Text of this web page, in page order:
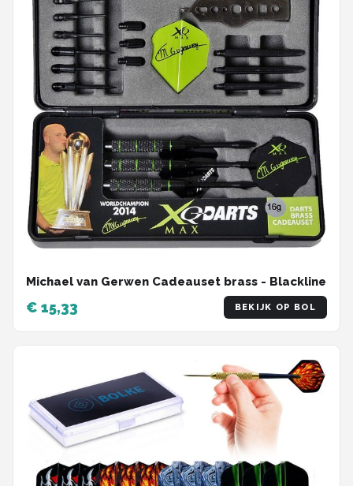
Michael van Gerwen Cadeauset brass - Blackline
€ 15,33 BEKIJK OP BOL